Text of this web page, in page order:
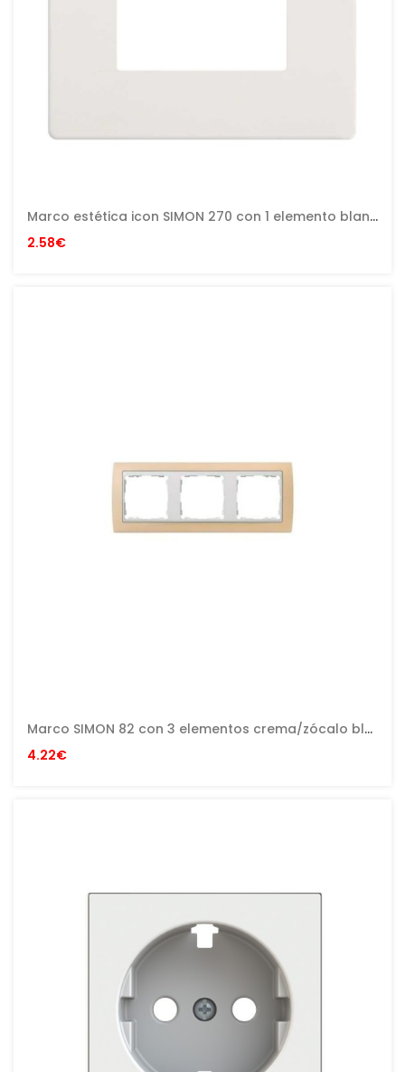
Marco estética icon SIMON 270 con 1 elemento blanco
2.58€
Marco SIMON 82 con 3 elementos crema/zócalo blanco
4.22€